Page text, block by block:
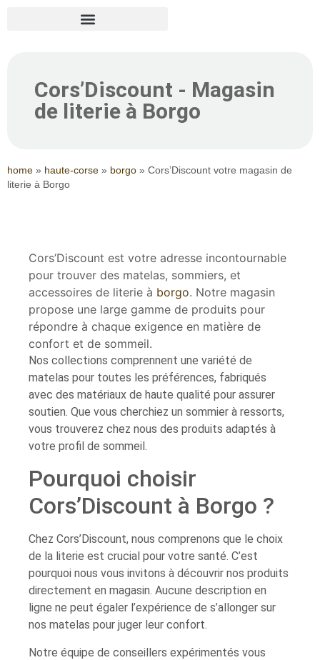
Cors’Discount - Magasin
de literie à Borgo
home » haute-corse » borgo » Cors’Discount votre magasin de
literie à Borgo
Cors’Discount est votre adresse incontournable
pour trouver des matelas, sommiers, et
accessoires de literie à borgo. Notre magasin
propose une large gamme de produits pour
répondre à chaque exigence en matière de
confort et de sommeil.
Nos collections comprennent une variété de
matelas pour toutes les préférences, fabriqués
avec des matériaux de haute qualité pour assurer
soutien. Que vous cherchiez un sommier à ressorts,
vous trouverez chez nous des produits adaptés à
votre profil de sommeil.
Pourquoi choisir
Cors’Discount à Borgo ?
Chez Cors’Discount, nous comprenons que le choix
de la literie est crucial pour votre santé. C’est
pourquoi nous vous invitons à découvrir nos produits
directement en magasin. Aucune description en
ligne ne peut égaler l’expérience de s’allonger sur
nos matelas pour juger leur confort.
Notre équipe de conseillers expérimentés vous